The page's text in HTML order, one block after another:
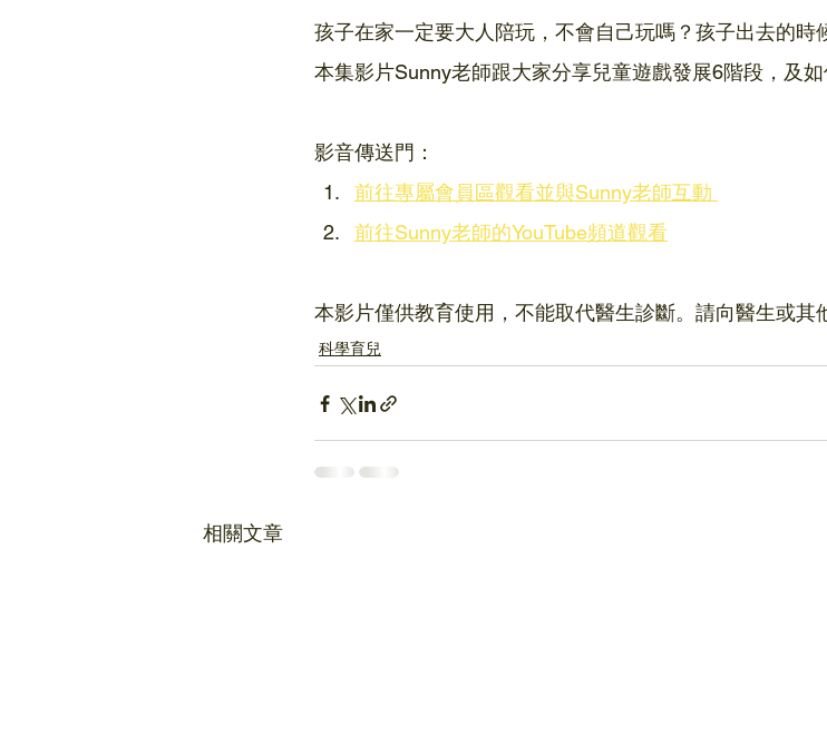
孩子在家一定要大人陪玩，不會自己玩嗎？孩子出去的時
本集影片Sunny老師跟大家分享兒童遊戲發展6階段，及如
影音傳送門：
前往專屬會員區觀看並與Sunny老師互動
前往Sunny老師的YouTube頻道觀看
本影片僅供教育使用，不能取代醫生診斷。請向醫生或其
科學育兒
相關文章